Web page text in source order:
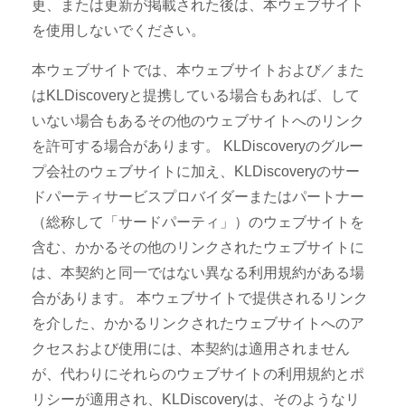
更、または更新が掲載された後は、本ウェブサイト
を使用しないでください。
本ウェブサイトでは、本ウェブサイトおよび／また
はKLDiscoveryと提携している場合もあれば、して
いない場合もあるその他のウェブサイトへのリンク
を許可する場合があります。 KLDiscoveryのグルー
プ会社のウェブサイトに加え、KLDiscoveryのサー
ドパーティサービスプロバイダーまたはパートナー
（総称して「サードパーティ」）のウェブサイトを
含む、かかるその他のリンクされたウェブサイトに
は、本契約と同一ではない異なる利用規約がある場
合があります。 本ウェブサイトで提供されるリンク
を介した、かかるリンクされたウェブサイトへのア
クセスおよび使用には、本契約は適用されません
が、代わりにそれらのウェブサイトの利用規約とポ
リシーが適用され、KLDiscoveryは、そのようなリ